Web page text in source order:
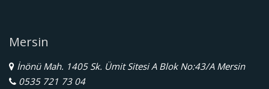
Mersin
İnönü Mah. 1405 Sk. Ümit Sitesi A Blok No:43/A Mersin
0535 721 73 04